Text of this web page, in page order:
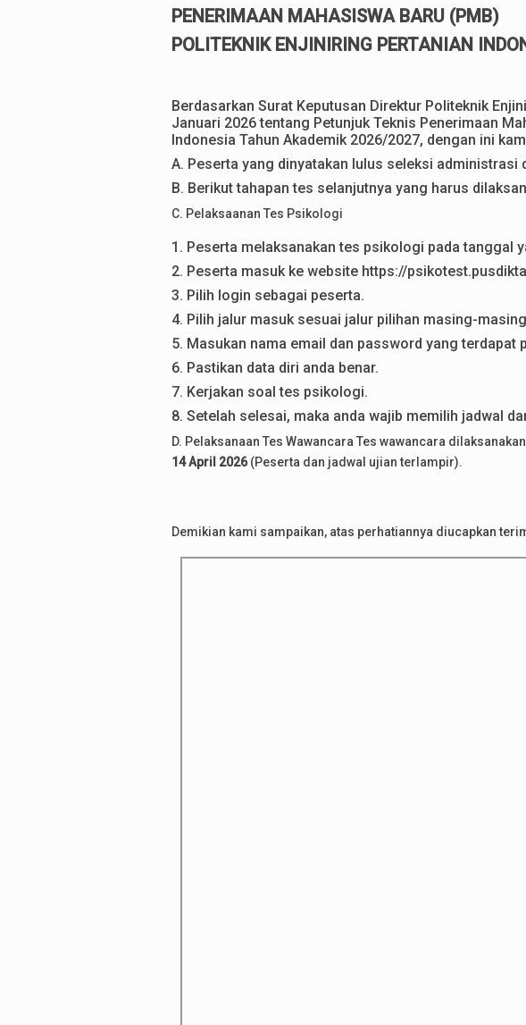
PENERIMAAN MAHASISWA BARU (PMB)
POLITEKNIK ENJINIRING PERTANIAN
Berdasarkan Surat Keputusan Direktur Politeknik
Januari 2026 tentang Petunjuk Teknis Penerimaan
Indonesia Tahun Akademik 2026/2027, dengan ini
A. Peserta yang dinyatakan lulus seleksi
B. Berikut tahapan tes selanjutnya yang harus
C. Pelaksaanan Tes Psikologi
1. Peserta melaksanakan tes psikologi pada tanggal
2. Peserta masuk ke website https://
3. Pilih login sebagai peserta.
4. Pilih jalur masuk sesuai jalur pilihan masing-
5. Masukan nama email dan password yang terdapat
6. Pastikan data diri anda benar.
7. Kerjakan soal tes psikologi.
8. Setelah selesai, maka anda wajib memilih jadwal
D. Pelaksanaan Tes Wawancara Tes wawancara
14 April 2026(Peserta dan jadwal ujian terlampir).
Demikian kami sampaikan, atas perhatiannya diucapkan